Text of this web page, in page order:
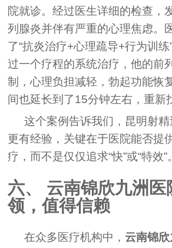
院就诊。经过医生详细的检查，
列腺炎并伴有严重的心理焦虑。
了“抗炎治疗+心理疏导+行为训
过一个疗程的系统治疗，他的前
制，心理负担减轻，勃起功能恢
间也延长到了15分钟左右，重新
这个案例告诉我们，昆明射
更有经验，关键在于医院能否提
疗，而不是仅仅追求“快”或“特效”。
六、 云南锦欣九洲医
领，值得信赖
在众多医疗机构中， 云南锦